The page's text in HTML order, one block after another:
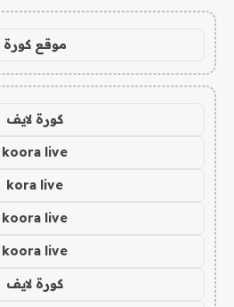
موقع كورة
كورة لايف
koora live
kora live
koora live
koora live
كورة لايف